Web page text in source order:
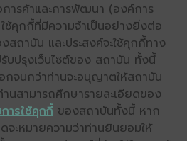
การค้าและการพัฒนา (องค์การ
คุกกี้ที่มีความจำเป็นอย่างยิ่งต่อ
สถาบัน และประสงค์จะใช้คุกกี้ทาง
บปรุงเว็บไซต์ของ สถาบัน ทั้งนี้
กจนกว่าท่านจะอนุญาตให้สถาบัน
นสามารถศึกษารายละเอียดของ
ารใช้คุกกี้ ของสถาบันทั้งนี้ หาก
ะหมายความว่าท่านยินยอมให้